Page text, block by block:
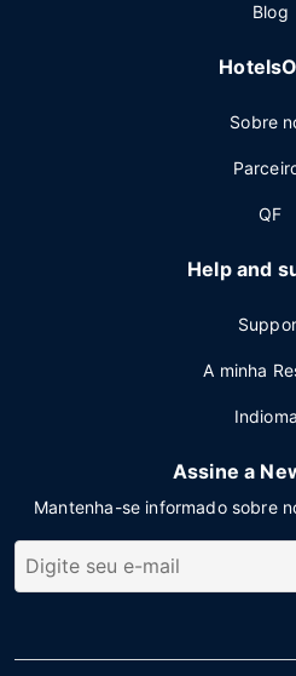
Blog
Sobre
QF
Help and
A minha
Assine a
Mantenha-se informado sobre